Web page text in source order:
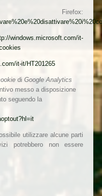
windows.microsoft.com/it-
it-it/HT201265
di Google Analytics
messo a disposizione
seguendo la
utilizzare alcune parti
potrebbero non essere